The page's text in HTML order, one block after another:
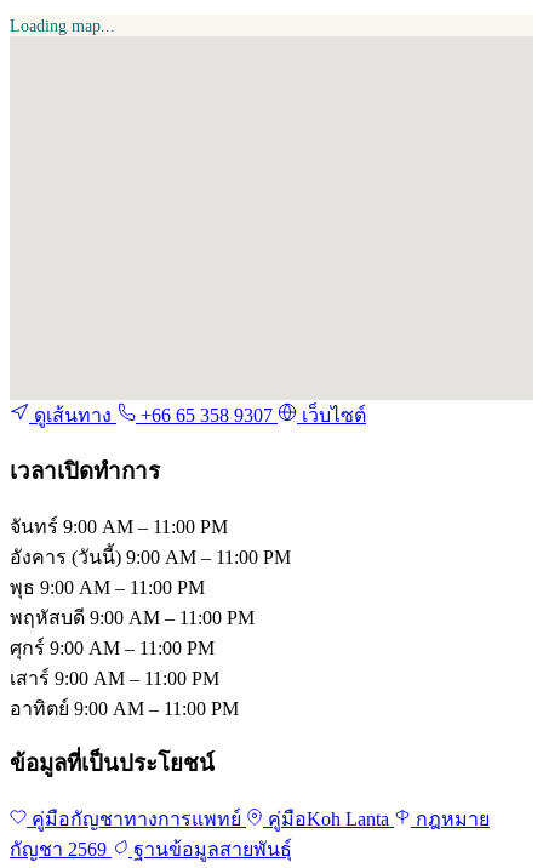
Loading map...
ดูเส้นทาง +66 65 358 9307 เว็บไซต์
เวลาเปิดทำการ
จันทร์ 9:00 AM – 11:00 PM
อังคาร (วันนี้) 9:00 AM – 11:00 PM
พุธ 9:00 AM – 11:00 PM
พฤหัสบดี 9:00 AM – 11:00 PM
ศุกร์ 9:00 AM – 11:00 PM
เสาร์ 9:00 AM – 11:00 PM
อาทิตย์ 9:00 AM – 11:00 PM
ข้อมูลที่เป็นประโยชน์
คู่มือกัญชาทางการแพทย์ คู่มือKoh Lanta
กฎหมาย
กัญชา 2569
ฐานข้อมูลสายพันธุ์